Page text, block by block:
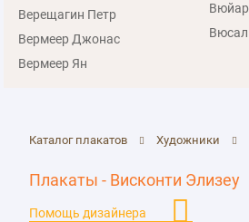
Верещагин Петр
Вермеер Джонас
Вермеер Ян
Каталог плакатов Художники
Плакаты - Висконти Элизеу
Помощь дизайнера